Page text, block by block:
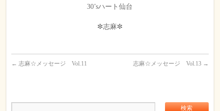
30’sハート仙台
✼志麻✼
← 志麻☆メッセージ Vol.11 志麻☆メッセージ Vol.13 →